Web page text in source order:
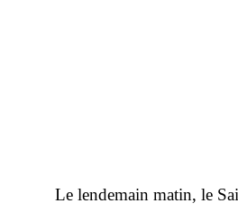
Le lendemain matin, le